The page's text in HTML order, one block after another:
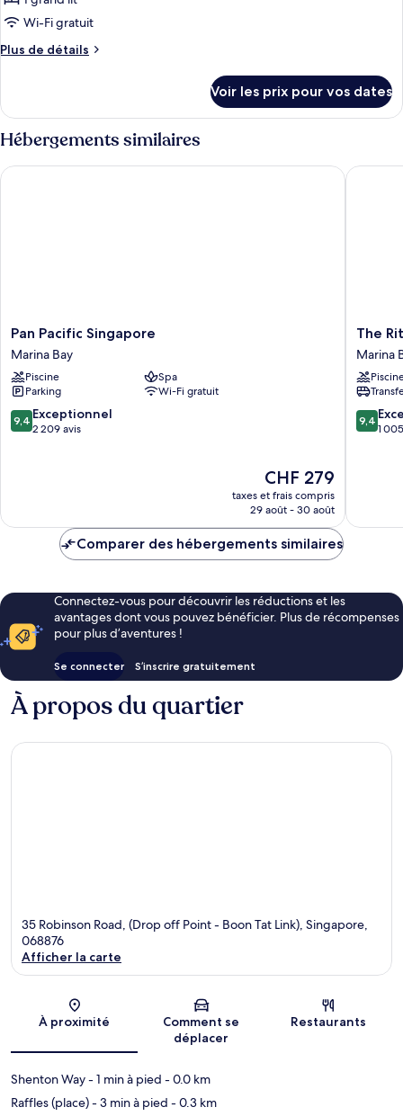
pour
ce
chambre :
Junior
Suite
Wi-Fi gratuit
Plus de détails
Plus
le
type
de
QT
Voir les prix pour vos dates
Hébergements similaires
Pan
Pacific
Singapore
Marina
Bay
Pan Pacific Singapore
Marina Bay
Piscine
Spa
Parking
Wi-Fi gratuit
9.4
sur
9,4 Exceptionnel
2 209 avis
Le
nouveau
prix
de
CHF 279
taxes et frais compris
29 août - 30 août
Pan Pacific Singapore
The
Ritz-
Carlton,
Millenia
Marina
Bay
The
Marina
9.4
sur
9,4
1
The
Comparer des hébergements similaires
Connectez-vous pour découvrir les réductions et les
avantages dont vous pouvez bénéficier. Plus de récompenses
pour plus d’aventures !
Se connecter S’inscrire gratuitement
À propos du quartier
35 Robinson Road, (Drop off Point - Boon Tat Link), Singapore,
068876
Afficher la carte
À proximité
Comment se
déplacer
Restaurants
Shenton Way- 1 min à pied - 0.0 km
Raffles (place)- 3 min à pied - 0.3 km